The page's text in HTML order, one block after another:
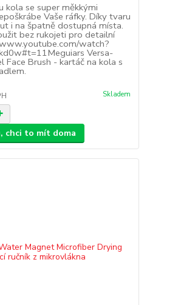
kola se super měkkými
Vaše ráfky. Díky tvaru
i na špatně dostupná místa.
bez rukojeti pro detailní
watch?
Versa-
Face Brush - kartáč na kola s
Skladem
chci to mít doma